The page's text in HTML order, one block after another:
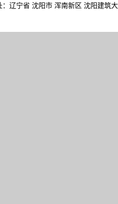
：辽宁省 沈阳市 浑南新区 沈阳建筑